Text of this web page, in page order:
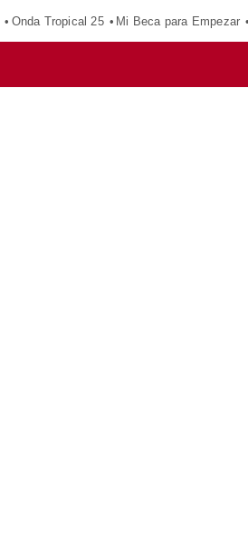
Onda Tropical 25 Mi Beca para Empezar